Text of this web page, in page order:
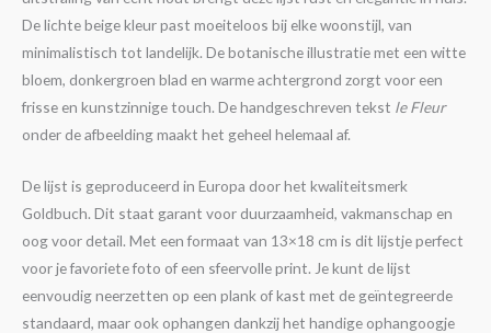
De lichte beige kleur past moeiteloos bij elke woonstijl, van
minimalistisch tot landelijk. De botanische illustratie met een witte
bloem, donkergroen blad en warme achtergrond zorgt voor een
frisse en kunstzinnige touch. De handgeschreven tekst le Fleur
onder de afbeelding maakt het geheel helemaal af.
De lijst is geproduceerd in Europa door het kwaliteitsmerk
Goldbuch. Dit staat garant voor duurzaamheid, vakmanschap en
oog voor detail. Met een formaat van 13×18 cm is dit lijstje perfect
voor je favoriete foto of een sfeervolle print. Je kunt de lijst
eenvoudig neerzetten op een plank of kast met de geïntegreerde
standaard, maar ook ophangen dankzij het handige ophangoogje